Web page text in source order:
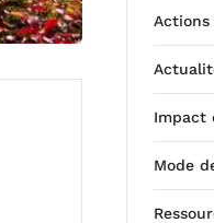
Actions
Impact
Mode